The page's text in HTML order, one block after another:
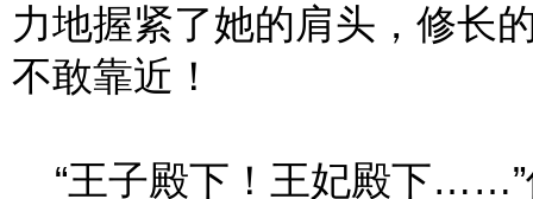
力地握紧了她的肩头，修长
不敢靠近！
“王子殿下！王妃殿下……”